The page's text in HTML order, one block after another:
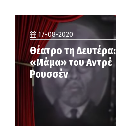
17-08-2020
Θέατρο τη Δευτέρα:
«Μάμα» του Αντρέ
Ρουσσέν